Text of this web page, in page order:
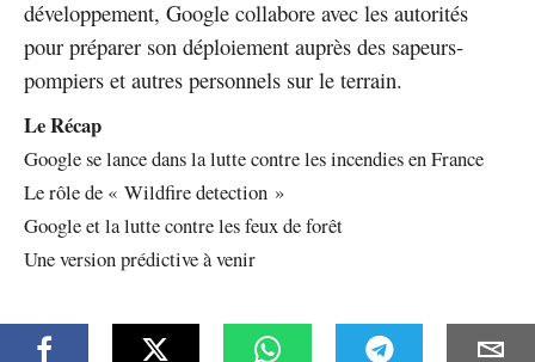
développement, Google collabore avec les autorités
pour préparer son déploiement auprès des sapeurs-
pompiers et autres personnels sur le terrain.
Le Récap
Google se lance dans la lutte contre les incendies en France
Le rôle de « Wildfire detection »
Google et la lutte contre les feux de forêt
Une version prédictive à venir